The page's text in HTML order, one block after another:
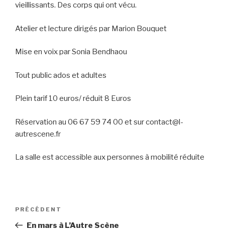
vieillissants. Des corps qui ont vécu.
Atelier et lecture dirigés par Marion Bouquet
Mise en voix par Sonia Bendhaou
Tout public ados et adultes
Plein tarif 10 euros/ réduit 8 Euros
Réservation au 06 67 59 74 00 et sur contact@l-
autrescene.fr
La salle est accessible aux personnes à mobilité réduite
Navigation
Article
précédent
PRÉCÉDENT
En mars à L’Autre Scène